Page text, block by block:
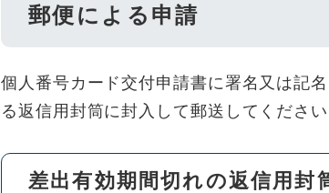
郵便による申請
個人番号カード交付申請書に署名又は記
る返信用封筒に封入して郵送してください
差出有効期間切れの返信用封